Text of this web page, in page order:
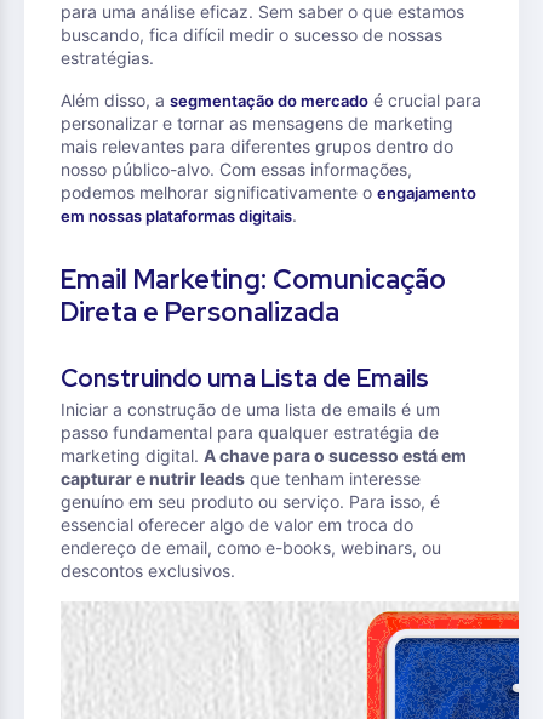
para uma análise eficaz. Sem saber o que estamos
buscando, fica difícil medir o sucesso de nossas
estratégias.
Além disso, a segmentação do mercado é crucial para
personalizar e tornar as mensagens de marketing
mais relevantes para diferentes grupos dentro do
nosso público-alvo. Com essas informações,
podemos melhorar significativamente o engajamento
em nossas plataformas digitais.
Email Marketing: Comunicação
Direta e Personalizada
Construindo uma Lista de Emails
Iniciar a construção de uma lista de emails é um
passo fundamental para qualquer estratégia de
marketing digital. A chave para o sucesso está em
capturar e nutrir leads que tenham interesse
genuíno em seu produto ou serviço. Para isso, é
essencial oferecer algo de valor em troca do
endereço de email, como e-books, webinars, ou
descontos exclusivos.